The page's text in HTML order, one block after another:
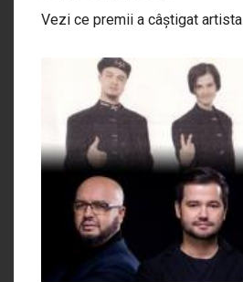
Vezi ce premii a câștigat artista